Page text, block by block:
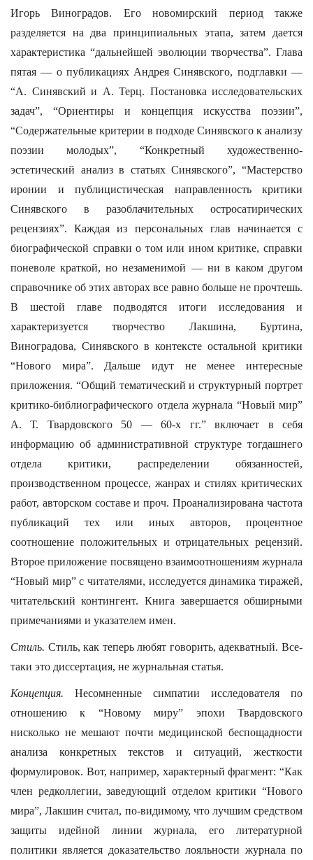
Игорь Виноградов. Его новомирский период также
разделяется на два принципиальных этапа, затем дается
характеристика “дальнейшей эволюции творчества”. Глава
пятая — о публикациях Андрея Синявского, подглавки —
“А. Синявский и А. Терц. Постановка исследовательских
задач”, “Ориентиры и концепция искусства поэзии”,
“Содержательные критерии в подходе Синявского к анализу
поэзии молодых”, “Конкретный художественно-
эстетический анализ в статьях Синявского”, “Мастерство
иронии и публицистическая направленность критики
Синявского в разоблачительных остросатирических
рецензиях”. Каждая из персональных глав начинается с
биографической справки о том или ином критике, справки
поневоле краткой, но незаменимой — ни в каком другом
справочнике об этих авторах все равно больше не прочтешь.
В шестой главе подводятся итоги исследования и
характеризуется творчество Лакшина, Буртина,
Виноградова, Синявского в контексте остальной критики
“Нового мира”. Дальше идут не менее интересные
приложения. “Общий тематический и структурный портрет
критико-библиографического отдела журнала “Новый мир”
А. Т. Твардовского 50 — 60-х гг.” включает в себя
информацию об административной структуре тогдашнего
отдела критики, распределении обязанностей,
производственном процессе, жанрах и стилях критических
работ, авторском составе и проч. Проанализирована частота
публикаций тех или иных авторов, процентное
соотношение положительных и отрицательных рецензий.
Второе приложение посвящено взаимоотношениям журнала
“Новый мир” с читателями, исследуется динамика тиражей,
читательский контингент. Книга завершается обширными
примечаниями и указателем имен.
Стиль. Стиль, как теперь любят говорить, адекватный. Все-
таки это диссертация, не журнальная статья.
Концепция. Несомненные симпатии исследователя по
отношению к “Новому миру” эпохи Твардовского
нисколько не мешают почти медицинской беспощадности
анализа конкретных текстов и ситуаций, жесткости
формулировок. Вот, например, характерный фрагмент: “Как
член редколлегии, заведующий отделом критики “Нового
мира”, Лакшин считал, по-видимому, что лучшим средством
защиты идейной линии журнала, его литературной
политики является доказательство лояльности журнала по